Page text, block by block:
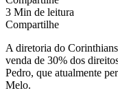
3 Min de leitura
Compartilhe
A diretoria do
venda de 30% dos
Pedro, que atualmente
Melo.